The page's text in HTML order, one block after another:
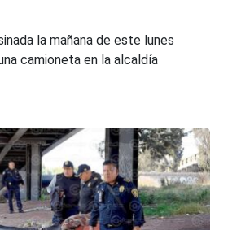
la mañana de este lunes
camioneta en la alcaldía